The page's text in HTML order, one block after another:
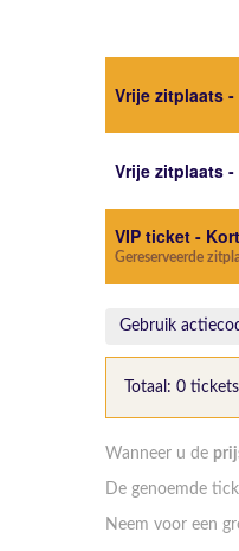
Vrije zitplaats
Vrije zitplaats
VIP ticket -
Gereserveerde
Gebruik
Totaal: 0 tickets
Wanneer u de
De genoemde
Neem voor een